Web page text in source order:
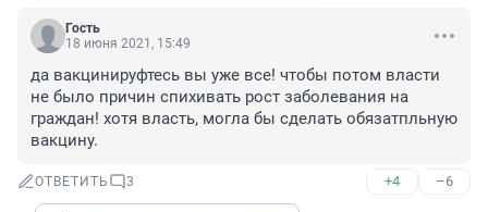
Гость
18 июня 2021, 15:49
да вакцинируфтесь вы уже все! чтобы потом власти
не было причин спихивать рост заболевания на
граждан! хотя власть, могла бы сделать обязатпльную
вакцину.
ОТВЕТИТЬ 3 +4 –6